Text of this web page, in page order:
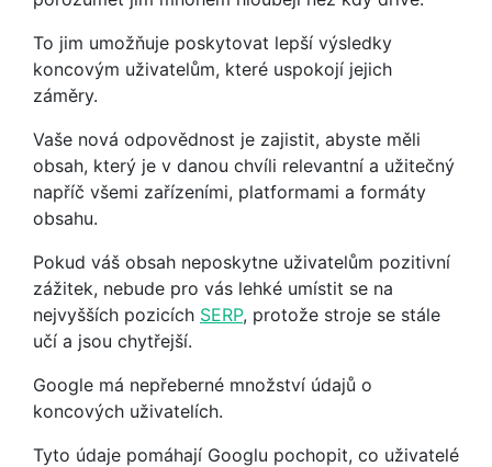
To jim umožňuje poskytovat lepší výsledky
koncovým uživatelům, které uspokojí jejich
záměry.
Vaše nová odpovědnost je zajistit, abyste měli
obsah, který je v danou chvíli relevantní a užitečný
napříč všemi zařízeními, platformami a formáty
obsahu.
Pokud váš obsah neposkytne uživatelům pozitivní
zážitek, nebude pro vás lehké umístit se na
nejvyšších pozicích SERP, protože stroje se stále
učí a jsou chytřejší.
Google má nepřeberné množství údajů o
koncových uživatelích.
Tyto údaje pomáhají Googlu pochopit, co uživatelé